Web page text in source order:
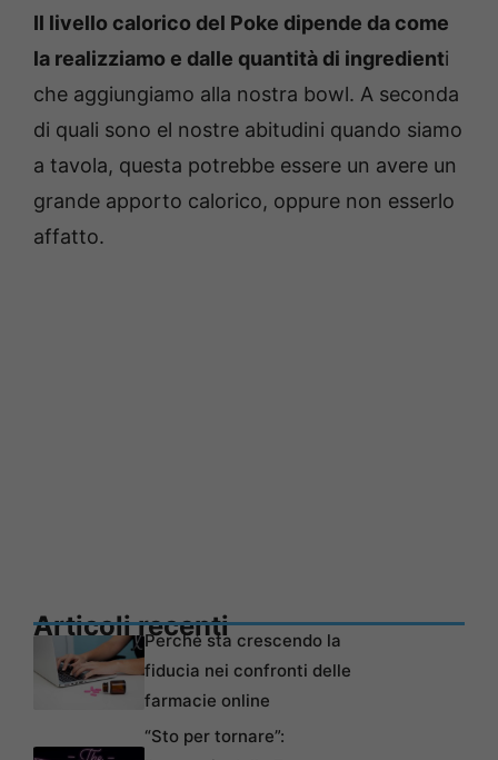
Il livello calorico del Poke dipende da come
la realizziamo e dalle quantità di ingredienti
che aggiungiamo alla nostra bowl. A seconda
di quali sono el nostre abitudini quando siamo
a tavola, questa potrebbe essere un avere un
grande apporto calorico, oppure non esserlo
affatto.
Articoli recentiPerché sta crescendo la
fiducia nei confronti delle
farmacie online
“Sto per tornare”: